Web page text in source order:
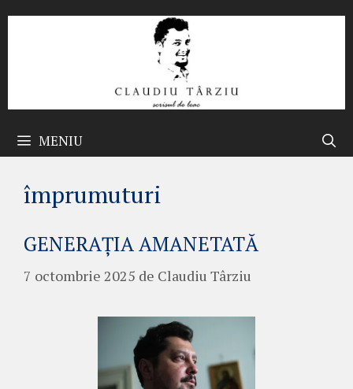
MENIU
împrumuturi
GENERAȚIA AMANETATĂ
7 octombrie 2025 de Claudiu Târziu